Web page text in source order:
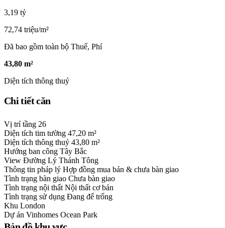
3,19 tỷ
72,74 triệu/m²
Đã bao gồm toàn bộ Thuế, Phí
43,80 m²
Diện tích thông thuỷ
Chi tiết căn
Vị trí tầng 26
Diện tích tim tường 47,20 m²
Diện tích thông thuỷ 43,80 m²
Hướng ban công Tây Bắc
View Đường Lý Thánh Tông
Thông tin pháp lý Hợp đồng mua bán & chưa bàn giao
Tình trạng bàn giao Chưa bàn giao
Tình trạng nội thất Nội thất cơ bản
Tình trạng sử dụng Đang để trống
Khu London
Dự án Vinhomes Ocean Park